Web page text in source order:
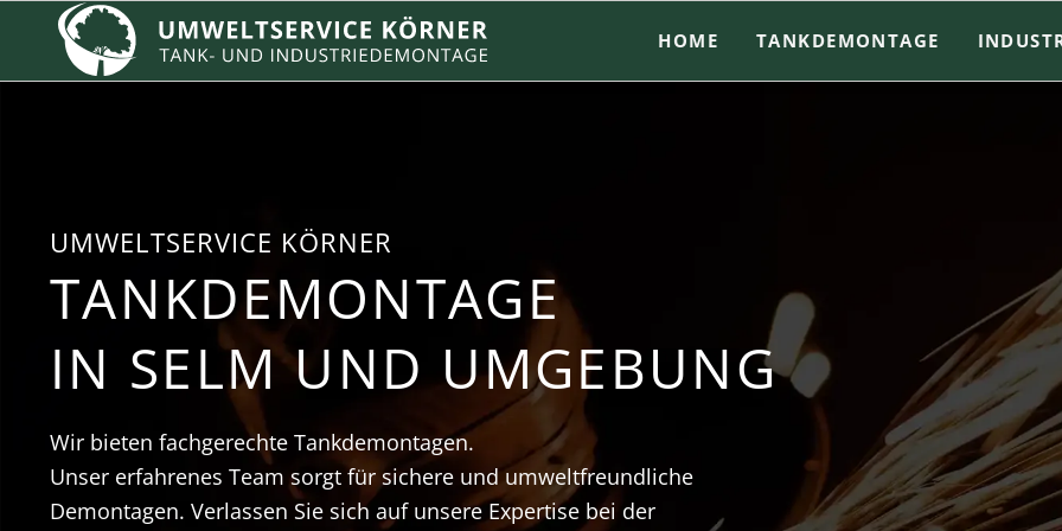
HOME TANKDEMONTAGE
UMWELTSERVICE KÖRNER
TANKDEMONTAGE
IN SELM UND UMGEBUNG
Wir bieten fachgerechte Tankdemontagen.
Unser erfahrenes Team sorgt für sichere und umweltfreundliche
Demontagen. Verlassen Sie sich auf unsere Expertise bei der